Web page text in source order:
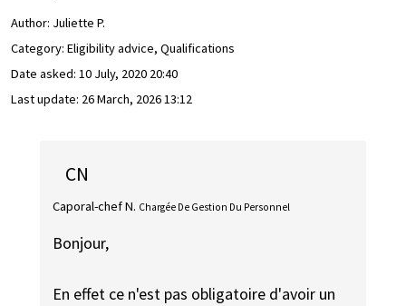
Author: Juliette P.
Category: Eligibility advice, Qualifications
Date asked: 10 July, 2020 20:40
Last update: 26 March, 2026 13:12
CN
Caporal-chef N. Chargée De Gestion Du Personnel
Bonjour,
En effet ce n'est pas obligatoire d'avoir un